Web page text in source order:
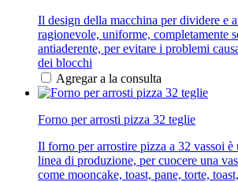
Il design della macchina per dividere e
ragionevole, uniforme, completamente
antiaderente, per evitare i problemi
dei blocchi
Agregar a la consulta
Forno per arrosti pizza 32 teglie
Il forno per arrostire pizza a 32 vassoi è
linea di produzione, per cuocere una
come mooncake, toast, pane, torte,